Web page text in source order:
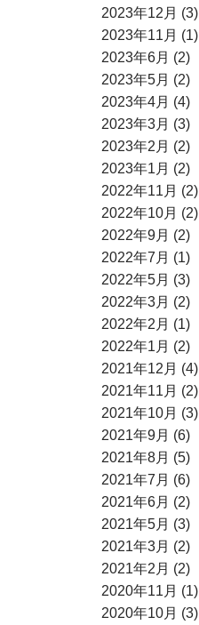
2023年12月 (3)
2023年11月 (1)
2023年6月 (2)
2023年5月 (2)
2023年4月 (4)
2023年3月 (3)
2023年2月 (2)
2023年1月 (2)
2022年11月 (2)
2022年10月 (2)
2022年9月 (2)
2022年7月 (1)
2022年5月 (3)
2022年3月 (2)
2022年2月 (1)
2022年1月 (2)
2021年12月 (4)
2021年11月 (2)
2021年10月 (3)
2021年9月 (6)
2021年8月 (5)
2021年7月 (6)
2021年6月 (2)
2021年5月 (3)
2021年3月 (2)
2021年2月 (2)
2020年11月 (1)
2020年10月 (3)